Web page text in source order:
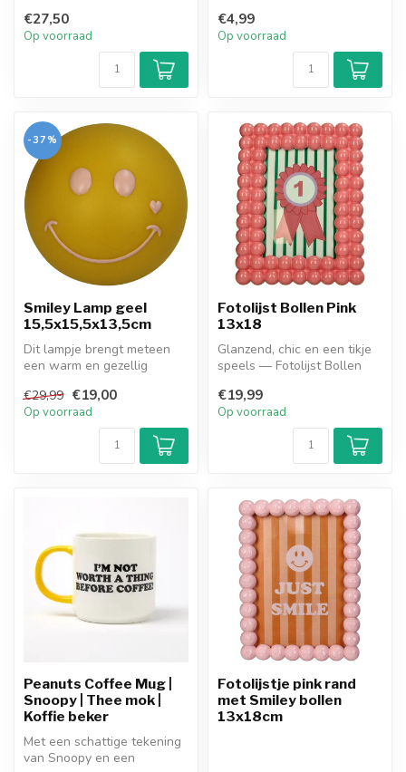
€27,50
Op voorraad
€4,99
Op voorraad
-37%
Smiley Lamp geel
15,5x15,5x13,5cm
Dit lampje brengt meteen
een warm en gezellig
zachte, ...
€29,99 €19,00
Op voorraad
Fotolijst Bollen Pink
13x18
Glanzend, chic en een tikje
speels — Fotolijst Bollen
r...
€19,99
Op voorraad
Peanuts Coffee Mug |
Snoopy | Thee mok |
Koffie beker
Met een schattige tekening
van Snoopy en een
Fotolijstje pink rand
met Smiley bollen
13x18cm